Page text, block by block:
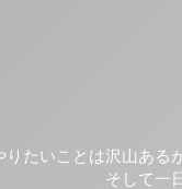
たいことは沢山ある
そして一